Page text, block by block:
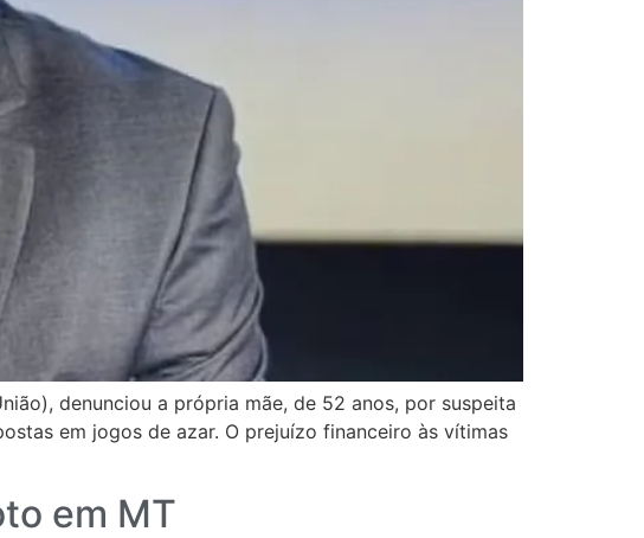
denunciou a própria mãe, de 52 anos, por suspeita
em jogos de azar. O prejuízo financeiro às vítimas
em MT